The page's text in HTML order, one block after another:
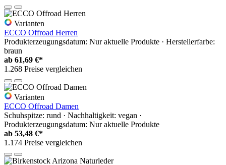
Varianten
ECCO Offroad Herren
Produkterzeugungsdatum: Nur aktuelle Produkte · Herstellerfarbe:
braun
ab 61,69 €*
1.268 Preise vergleichen
Varianten
ECCO Offroad Damen
Schuhspitze: rund · Nachhaltigkeit: vegan ·
Produkterzeugungsdatum: Nur aktuelle Produkte
ab 53,48 €*
1.174 Preise vergleichen